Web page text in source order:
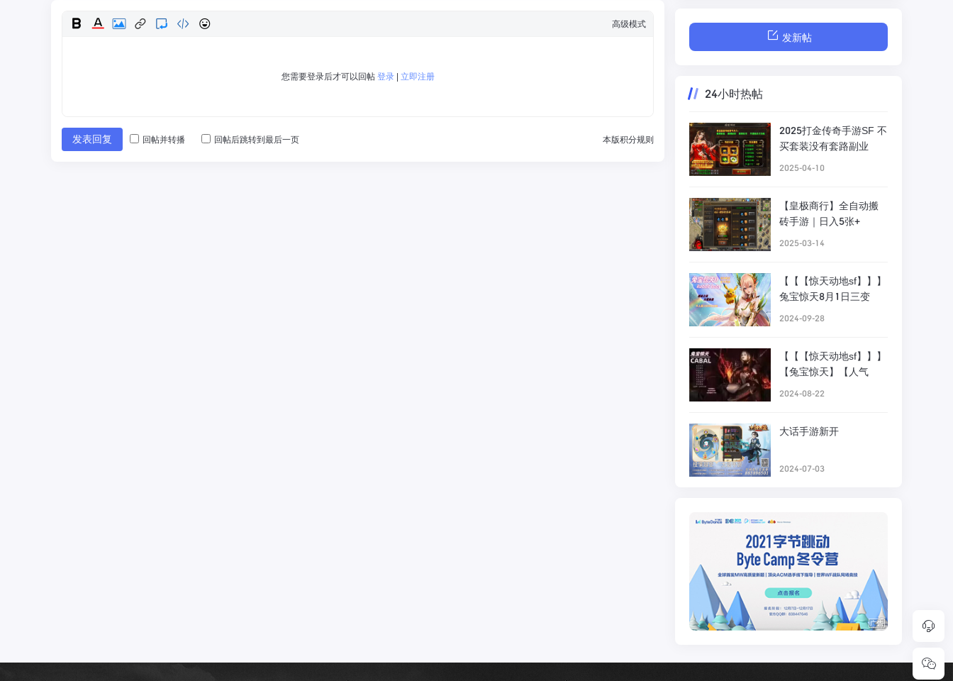
高级模式
您需要登录后才可以回帖 登录| 立即注册
本版积分规则
发表回复 回帖并转播 回帖后跳转到最后一页
发新帖
24小时热帖
2025打金传奇手游SF 不
买套装没有套路副业
2025-04-10
‌【皇极商行】全自动搬
砖手游｜日入5张+
2025-03-14
【【【惊天动地sf】】】
兔宝惊天8月1日三变
2024-09-28
【【【惊天动地sf】】】
【兔宝惊天】【人气
2024-08-22
大话手游新开
2024-07-03